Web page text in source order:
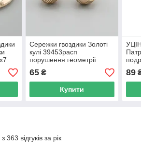
Сережки гвоздики Золоті
кулі 39453расп
порушення геометрії
вага 2.4 г позолота 18К
65₴
Купити
89
363 відгуків за рік